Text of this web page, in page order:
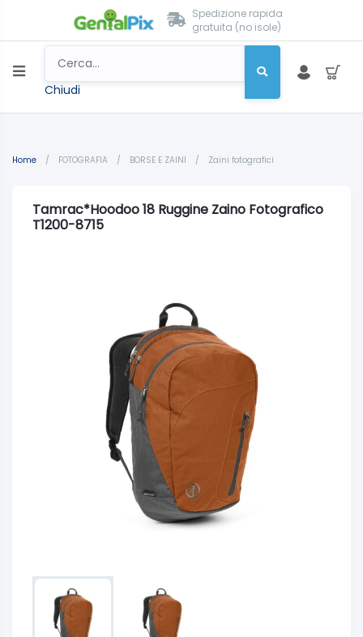
Spedizione rapida
gratuita (no isole)
Chiudi
Home / FOTOGRAFIA / BORSE E ZAINI / Zaini fotografici
Tamrac*Hoodoo 18 Ruggine Zaino Fotografico
T1200-8715